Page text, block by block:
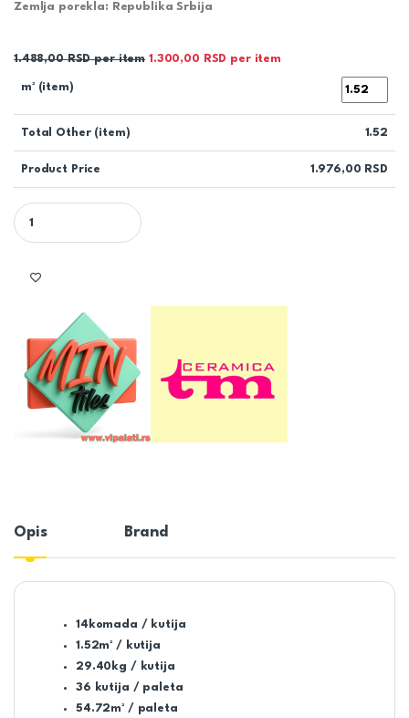
Zemlja porekla: Republika Srbija
1.488,00RSDper item 1.300,00 RSD per item
m² (item)
Total Other (item) 1.52
Product Price 1.976,00 RSD
ANTIOPE BROWN 1801 23,3x46,6 Toza Marković quantity
Opis Brand
14komada / kutija
1.52m² / kutija
29.40kg / kutija
36 kutija / paleta
54.72m² / paleta